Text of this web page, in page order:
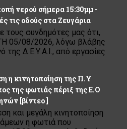
νερού σήμερα 15:30μμ -
τις οδούς στα Ζευγάρια
τους συνδημότες μας ότι,
05/08/2026, λόγω βλάβης
Δ.Ε.Υ.Α.Ι., από εργασίες
η κινητοποίηση της Π.Υ
της φωτιάς πέριξ της Ε.Ο
[βίντεο ]
και μεγάλη κινητοποίηση
η φωτιά που